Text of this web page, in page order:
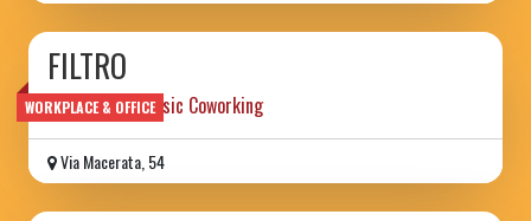
WORKPLACE & OFFICE
FILTRO
Independent Music Coworking
Via Macerata, 54